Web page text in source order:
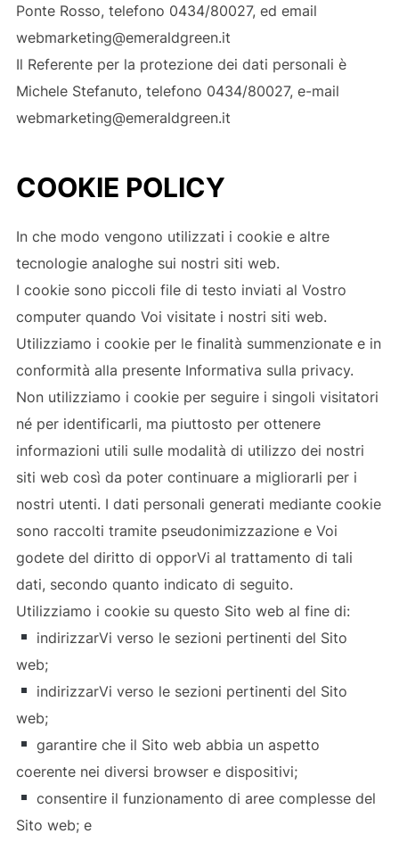
Ponte Rosso, telefono 0434/80027, ed email
webmarketing@emeraldgreen.it
Il Referente per la protezione dei dati personali è
Michele Stefanuto, telefono 0434/80027, e-mail
webmarketing@emeraldgreen.it
COOKIE POLICY
In che modo vengono utilizzati i cookie e altre
tecnologie analoghe sui nostri siti web.
I cookie sono piccoli file di testo inviati al Vostro
computer quando Voi visitate i nostri siti web.
Utilizziamo i cookie per le finalità summenzionate e in
conformità alla presente Informativa sulla privacy.
Non utilizziamo i cookie per seguire i singoli visitatori
né per identificarli, ma piuttosto per ottenere
informazioni utili sulle modalità di utilizzo dei nostri
siti web così da poter continuare a migliorarli per i
nostri utenti. I dati personali generati mediante cookie
sono raccolti tramite pseudonimizzazione e Voi
godete del diritto di opporVi al trattamento di tali
dati, secondo quanto indicato di seguito.
Utilizziamo i cookie su questo Sito web al fine di:
indirizzarVi verso le sezioni pertinenti del Sito
web;
indirizzarVi verso le sezioni pertinenti del Sito
web;
garantire che il Sito web abbia un aspetto
coerente nei diversi browser e dispositivi;
consentire il funzionamento di aree complesse del
Sito web; e